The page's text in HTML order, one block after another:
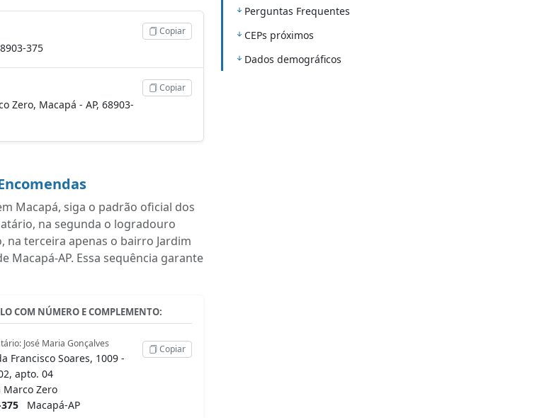
375
Copiar
Zero, Macapá - AP, 68903-
Copiar
Macapá, siga o padrão oficial dos
na segunda o logradouro
na terceira apenas o bairro Jardim
Macapá-AP. Essa sequência garante
COM NÚMERO E COMPLEMENTO:
José Maria Gonçalves
Francisco Soares, 1009 -
apto. 04
Marco Zero
Macapá-AP
Copiar
Perguntas Frequentes
CEPs próximos
Dados demográficos